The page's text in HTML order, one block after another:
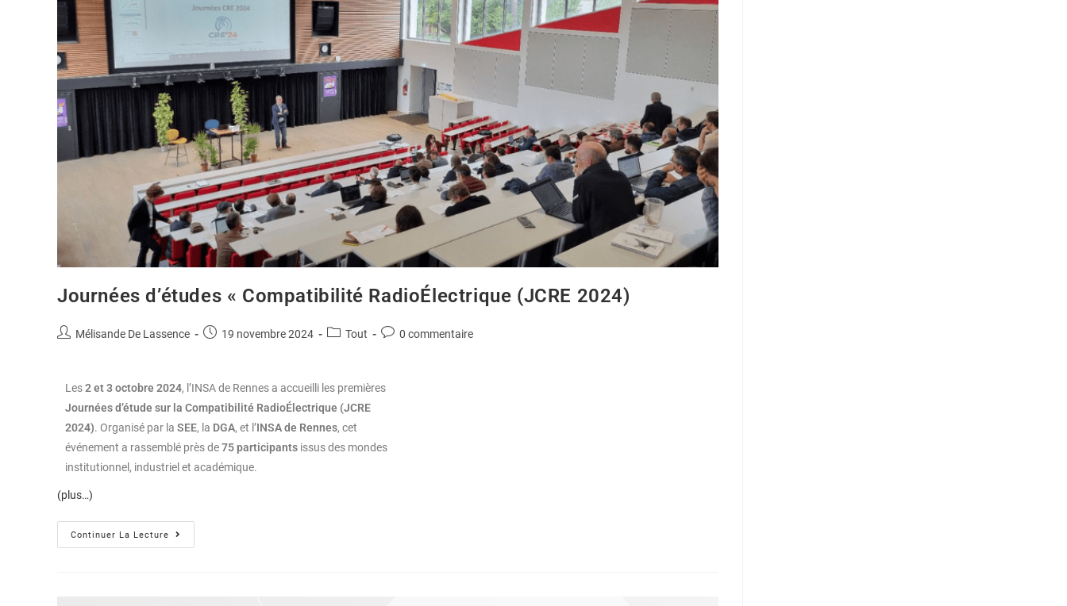
Journées d’études « Compatibilité RadioÉlectrique (JCRE 2024)
Mélisande De Lassence 19 novembre 2024 Tout 0 commentaire
Les2 et 3 octobre 2024, l’INSA de Rennes a accueilli les premières
Journées d’étude sur la Compatibilité RadioÉlectrique (JCRE
2024). Organisé par la SEE, la DGA, et l’INSA de Rennes, cet
événement a rassemblé près de75 participants issus des mondes
institutionnel, industriel et académique.
(plus…)
Continuer La Lecture